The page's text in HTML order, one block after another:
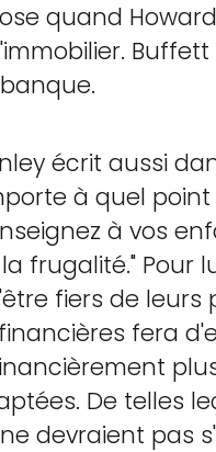
quand
écrit aussi
à quel
à vos
frugalité." Pour
fiers de leurs
fera
De telles
devraient pas